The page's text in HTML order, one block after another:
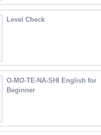
Level Check
O-MO-TE-NA-SHI English for
Beginner